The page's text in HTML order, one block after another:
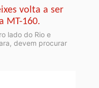
volta a ser
MT-160.
lado do Rio e
devem procurar